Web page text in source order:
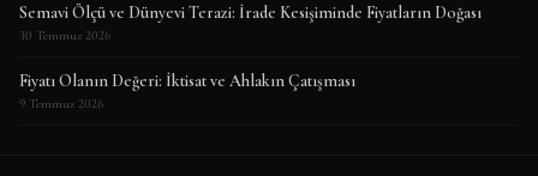
Semavi Ölçü ve Dünyevi Terazi: İrade Kesişiminde Fiyatların Doğası
30 Temmuz 2026
Fiyatı Olanın Değeri: İktisat ve Ahlakın Çatışması
9 Temmuz 2026